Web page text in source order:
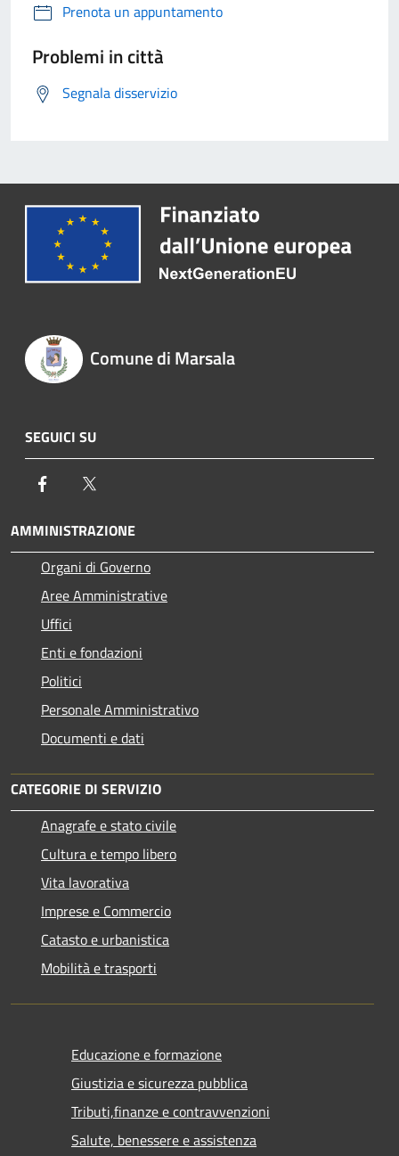
Prenota un appuntamento
Problemi in città
Segnala disservizio
Comune di Marsala
SEGUICI SU
Facebook
AMMINISTRAZIONE
Organi di Governo
Aree Amministrative
Uffici
Enti e fondazioni
Politici
Personale Amministrativo
Documenti e dati
CATEGORIE DI SERVIZIO
Anagrafe e stato civile
Cultura e tempo libero
Vita lavorativa
Imprese e Commercio
Catasto e urbanistica
Mobilità e trasporti
Educazione e formazione
Giustizia e sicurezza pubblica
Tributi,finanze e contravvenzioni
Salute, benessere e assistenza